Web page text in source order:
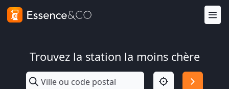
Trouvez la station la moins chère